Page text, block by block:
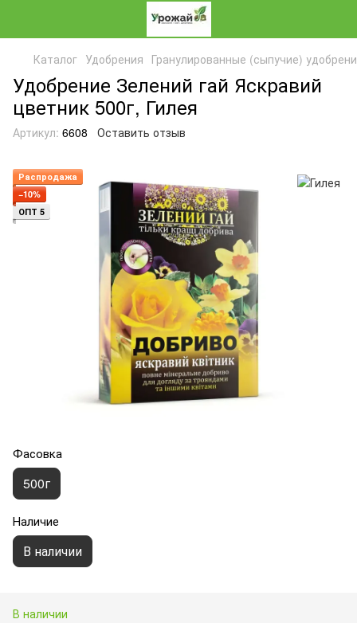
Каталог Удобрения Гранулированные (сыпучие)
Удобрение Зелений гай Яскравий
цветник 500г, Гилея
Артикул: 6608 Оставить отзыв
Распродажа
−10%
ОПТ 5
Фасовка
500г
Наличие
В наличии
В наличии